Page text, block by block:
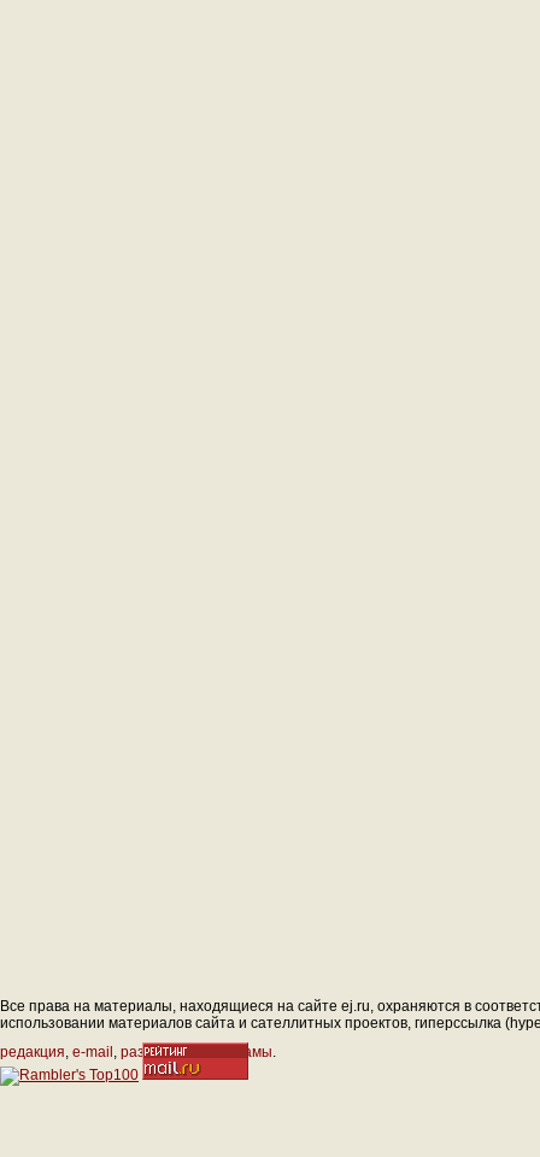
Все права на материалы, находящиеся на сайте ej.ru, охраняются в
использовании материалов сайта и сателлитных проектов, гиперссылка
редакция, e-mail , размещение рекламы.